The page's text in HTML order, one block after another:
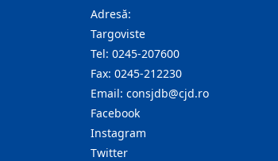
Adresă:
Targoviste
Tel: 0245-207600
Fax: 0245-212230
Email: consjdb@cjd.ro
Facebook
Instagram
Twitter